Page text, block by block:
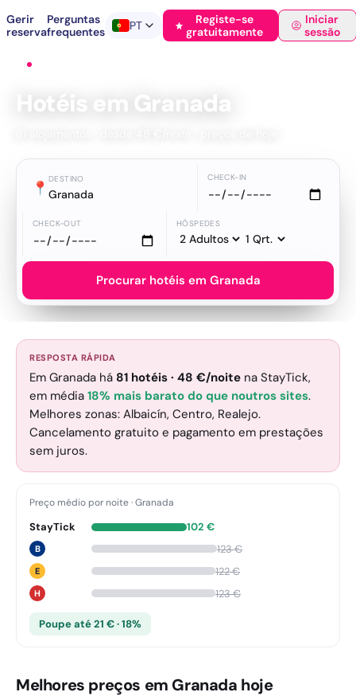
Gerir
reserva
Perguntas
frequentes
PT
Registe-se
gratuitamente
Iniciar
sessão
Hotéis em Granada
📍 DESTINO
Granada
CHECK-IN
CHECK-OUT HÓSPEDES
Procurar hotéis em Granada
RESPOSTA RÁPIDA
Em Granada há 81 hotéis · 48 €/noite na StayTick,
em média 18% mais barato do que noutros sites.
Melhores zonas: Albaicín, Centro, Realejo.
Cancelamento gratuito e pagamento em prestações
sem juros.
Preço médio por noite·Granada
StayTick 102 €
B 123€
E 122€
H 123€
Poupe até 21 € · 18%
Melhores preços em Granada hoje